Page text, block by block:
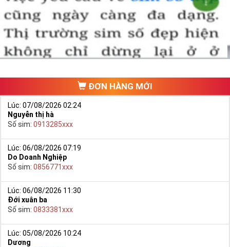
ĐƠN HÀNG MỚI
Lúc: 07/08/2026 02:24
Nguyễn thị hà
Số sim: 0913285xxx
Lúc: 06/08/2026 07:19
Do Doanh Nghiệp
Số sim: 0856771xxx
Lúc: 06/08/2026 11:30
Đới xuân ba
Số sim: 0833381xxx
Lúc: 05/08/2026 10:24
Dương